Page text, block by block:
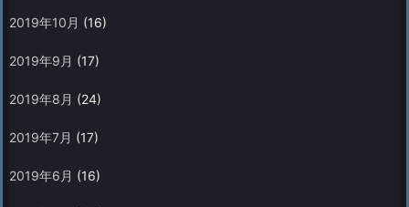
2019年10月 (16)
2019年9月 (17)
2019年8月 (24)
2019年7月 (17)
2019年6月 (16)